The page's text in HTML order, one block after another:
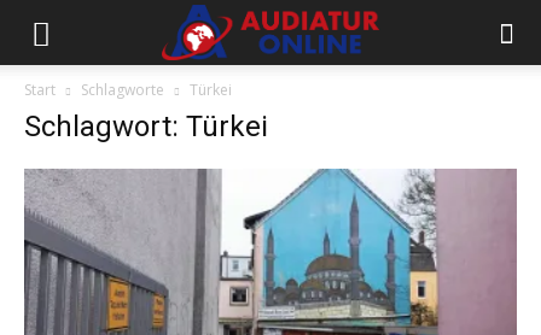
Start Schlagworte Türkei
Schlagwort: Türkei